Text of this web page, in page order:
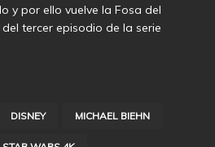
y por ello vuelve la Fosa del
tercer episodio de la serie
DISNEY MICHAEL BIEHN